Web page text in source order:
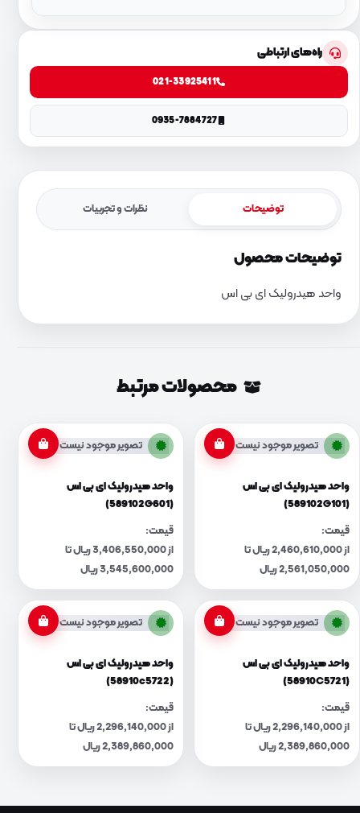
راه‌های ارتباطی
021-33925411
0935-7884727
توضیحات نظرات و تجربیات
توضیحات محصول
واحد هیدرولیک ای بی اس
محصولات مرتبط
تصویر موجود نیست
واحد هیدرولیک ای بی اس
(589102G101)
قیمت:
از 2,460,610,000 ریال تا
2,561,050,000 ریال
تصویر موجود نیست
واحد هیدرولیک ای بی اس
(589102G601)
قیمت:
از 3,406,550,000 ریال تا
3,545,600,000 ریال
تصویر موجود نیست
واحد هیدرولیک ای بی اس
(58910C5721)
قیمت:
از 2,296,140,000 ریال تا
2,389,860,000 ریال
تصویر موجود نیست
واحد هیدرولیک ای بی اس
(58910c5722)
قیمت:
از 2,296,140,000 ریال تا
2,389,860,000 ریال